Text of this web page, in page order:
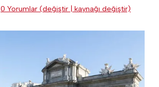
0 Yorumlar (değiştir | kaynağı değiştir)